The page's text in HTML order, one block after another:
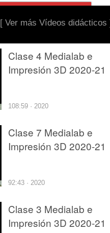
[ Ver más Vídeos didácticos
Clase 4 Medialab e
Impresión 3D 2020-21
108:59 · 2020
Clase 7 Medialab e
Impresión 3D 2020-21
92:43 · 2020
Clase 3 Medialab e
Impresión 3D 2020-21